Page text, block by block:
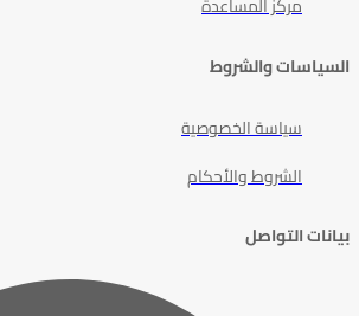
السياسات والشروط
سياسة الخصوصية
الشروط والأحكام
بيانات التواصل